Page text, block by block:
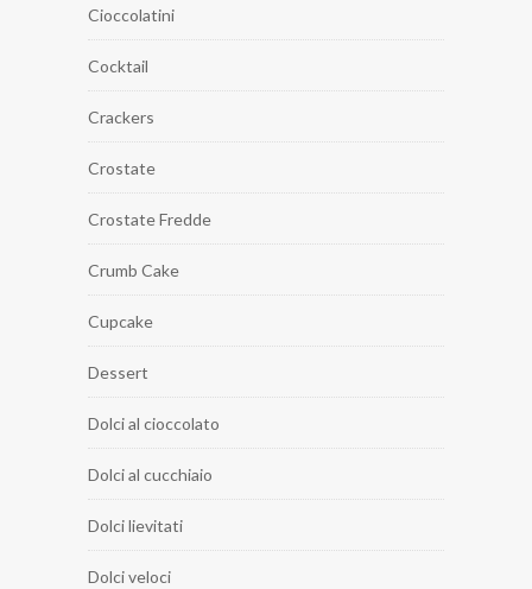
Cioccolatini
Cocktail
Crackers
Crostate
Crostate Fredde
Crumb Cake
Cupcake
Dessert
Dolci al cioccolato
Dolci al cucchiaio
Dolci lievitati
Dolci veloci